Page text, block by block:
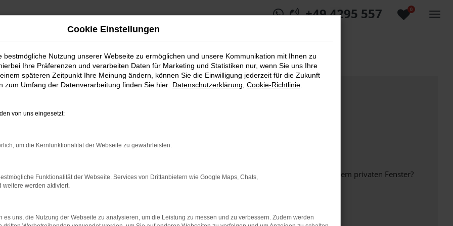
0
+49 4295 557
bestimmter Seiten verhindern. Funktioniert die Seite in einem anderen Browser oder in einem privaten Fenster?
beheben.
auf dem neuesten Stand sind.
Cookie Einstellungen
bestmögliche Nutzung unserer Webseite zu ermöglichen und unsere Kommunikation mit Ihnen zu
Ihre Präferenzen und verarbeiten Daten für Marketing und Statistiken nur, wenn Sie uns Ihre
späteren Zeitpunkt Ihre Meinung ändern, können Sie die Einwilligung jederzeit für die Zukunft
zum Umfang der Datenverarbeitung finden Sie hier: Datenschutzerklärung Cookie-Richtlinie
von uns eingesetzt:
um die Kernfunktionalität der Webseite zu gewährleisten.
Funktionalität der Webseite. Services von Drittanbietern wie Google Maps, Chats,
weitere werden aktiviert.
es uns, die Nutzung der Webseite zu analysieren, um die Leistung zu messen und zu verbessern. Zudem werden